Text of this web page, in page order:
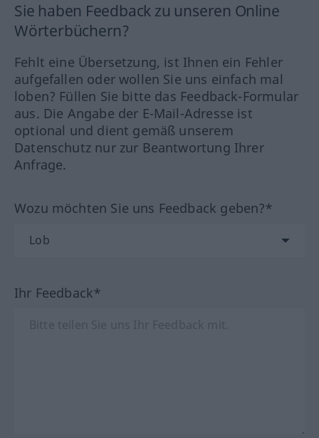
Sie haben Feedback zu unseren Online
Wörterbüchern?
Fehlt eine Übersetzung, ist Ihnen ein Fehler
aufgefallen oder wollen Sie uns einfach mal
loben? Füllen Sie bitte das Feedback-Formular
aus. Die Angabe der E-Mail-Adresse ist
optional und dient gemäß unserem
Datenschutz nur zur Beantwortung Ihrer
Anfrage.
Wozu möchten Sie uns Feedback geben?*
Ihr Feedback*